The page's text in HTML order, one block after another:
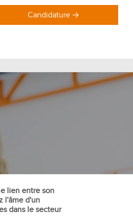
lien entre son
l'âme d'un
dans le secteur
Candidature
DE FORMATION
Logistique